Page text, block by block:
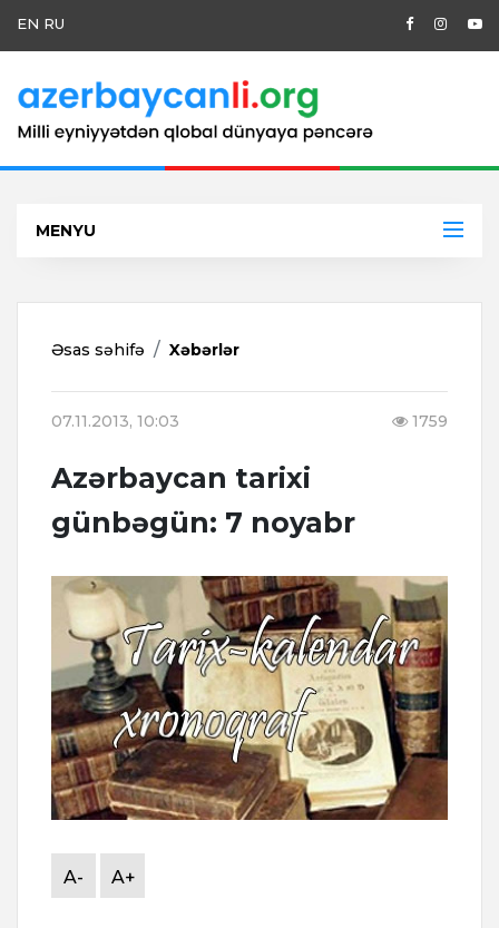
EN RU
MENYU
Əsas səhifə Xəbərlər
07.11.2013, 10:03 1759
Azərbaycan tarixi
günbəgün: 7 noyabr
A- A+